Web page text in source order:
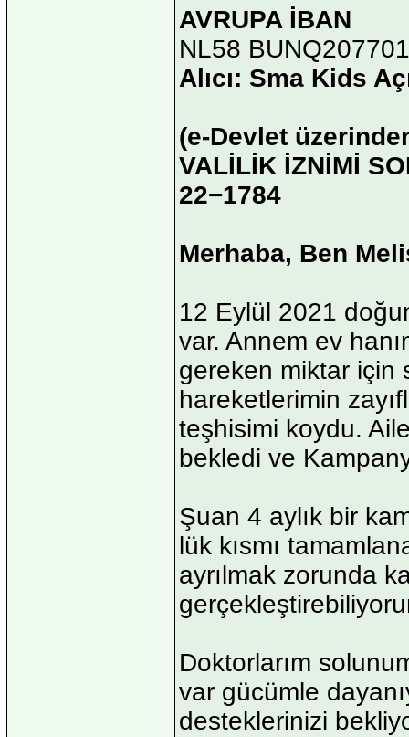
AVRUPA İBAN
NL58
Alıcı: Sma Kids
(e-Devlet
VALİLİK İZNİMİ
22−1784
Merhaba, Ben
12 Eylül 2021
var. Annem ev
gereken miktar için
hareketlerimin
teşhisimi koydu.
bekledi ve
Şuan 4 aylık bir
lük kısmı
ayrılmak zorunda
Doktorlarım
var gücümle
desteklerinizi